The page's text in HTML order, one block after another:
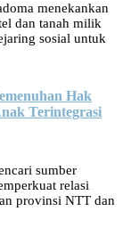
menekankan
dan tanah milik
sosial untuk
Hak
Terintegrasi
sumber
relasi
provinsi NTT dan